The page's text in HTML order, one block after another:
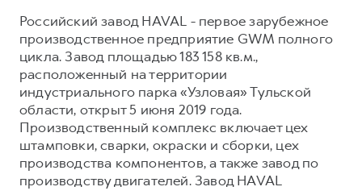
Российский завод HAVAL - первое зарубежное
производственное предприятие GWM полного
цикла. Завод площадью 183 158 кв.м.,
расположенный на территории
индустриального парка «Узловая» Тульской
области, открыт 5 июня 2019 года.
Производственный комплекс включает цех
штамповки, сварки, окраски и сборки, цех
производства компонентов, а также завод по
производству двигателей. Завод HAVAL